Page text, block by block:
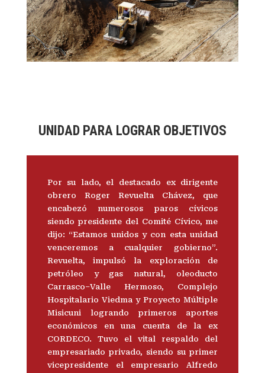
UNIDAD PARA LOGRAR OBJETIVOS
Por su lado, el destacado ex dirigente
obrero Roger Revuelta Chávez, que
encabezó numerosos paros cívicos
siendo presidente del Comité Cívico, me
dijo: “Estamos unidos y con esta unidad
venceremos a cualquier gobierno”.
Revuelta, impulsó la exploración de
petróleo y gas natural, oleoducto
Carrasco–Valle Hermoso, Complejo
Hospitalario Viedma y Proyecto Múltiple
Misicuni logrando primeros aportes
económicos en una cuenta de la ex
CORDECO. Tuvo el vital respaldo del
empresariado privado, siendo su primer
vicepresidente el empresario Alfredo